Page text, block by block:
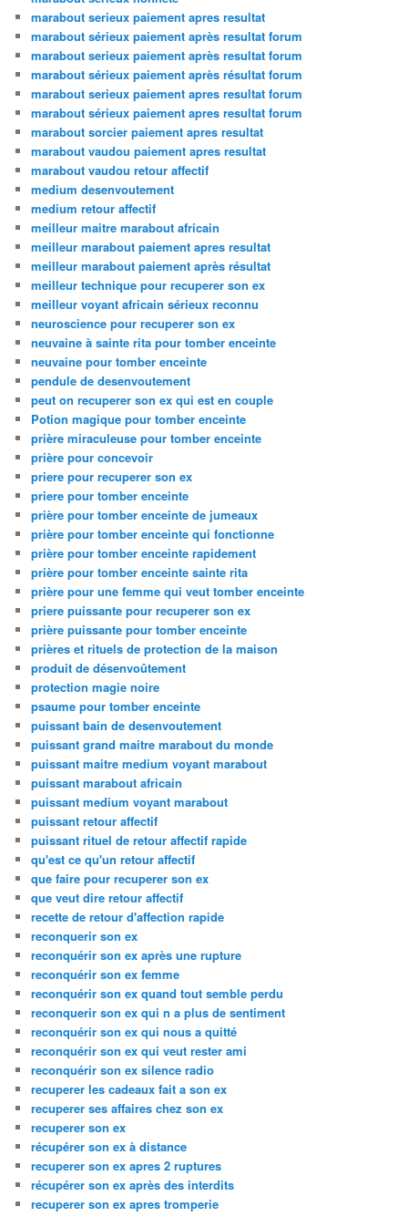
marabout serieux paiement apres resultat
marabout sérieux paiement après resultat forum
marabout serieux paiement après resultat forum
marabout sérieux paiement après résultat forum
marabout serieux paiement apres resultat forum
marabout sérieux paiement apres resultat forum
marabout sorcier paiement apres resultat
marabout vaudou paiement apres resultat
marabout vaudou retour affectif
medium desenvoutement
medium retour affectif
meilleur maitre marabout africain
meilleur marabout paiement apres resultat
meilleur marabout paiement après résultat
meilleur technique pour recuperer son ex
meilleur voyant africain sérieux reconnu
neuroscience pour recuperer son ex
neuvaine à sainte rita pour tomber enceinte
neuvaine pour tomber enceinte
pendule de desenvoutement
peut on recuperer son ex qui est en couple
Potion magique pour tomber enceinte
prière miraculeuse pour tomber enceinte
prière pour concevoir
priere pour recuperer son ex
priere pour tomber enceinte
prière pour tomber enceinte de jumeaux
prière pour tomber enceinte qui fonctionne
prière pour tomber enceinte rapidement
prière pour tomber enceinte sainte rita
prière pour une femme qui veut tomber enceinte
priere puissante pour recuperer son ex
prière puissante pour tomber enceinte
prières et rituels de protection de la maison
produit de désenvoûtement
protection magie noire
psaume pour tomber enceinte
puissant bain de desenvoutement
puissant grand maitre marabout du monde
puissant maitre medium voyant marabout
puissant marabout africain
puissant medium voyant marabout
puissant retour affectif
puissant rituel de retour affectif rapide
qu'est ce qu'un retour affectif
que faire pour recuperer son ex
que veut dire retour affectif
recette de retour d'affection rapide
reconquerir son ex
reconquérir son ex après une rupture
reconquérir son ex femme
reconquérir son ex quand tout semble perdu
reconquerir son ex qui n a plus de sentiment
reconquérir son ex qui nous a quitté
reconquérir son ex qui veut rester ami
reconquérir son ex silence radio
recuperer les cadeaux fait a son ex
recuperer ses affaires chez son ex
recuperer son ex
récupérer son ex à distance
recuperer son ex apres 2 ruptures
récupérer son ex après des interdits
recuperer son ex apres tromperie